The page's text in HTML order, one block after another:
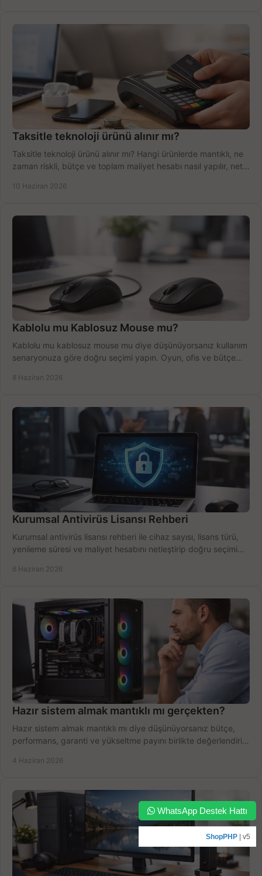
Taksitle teknoloji ürünü alınır mı?
Taksitle teknoloji ürünü alınır mı? Hangi ürünlerde mantıklı, ne
zaman riskli, bütçe ve toplam maliyet hesabı nasıl yapılır, net
10 Haziran 2026
Kablolu mu Kablosuz Mouse mu?
Kablolu mu kablosuz mouse mu diye düşünüyorsanız kullanım
senaryonuza göre doğru seçimi yapın. Oyun, ofis ve bütçe
8 Haziran 2026
Kurumsal Antivirüs Lisansı Rehberi
Kurumsal antivirüs lisansı rehberi ile cihaz sayısı, lisans türü,
yenileme süresi ve maliyet hesabını netleştirip doğru seçimi
6 Haziran 2026
Hazır sistem almak mantıklı mı gerçekten?
Hazır sistem almak mantıklı mı diye düşünüyorsanız bütçe,
performans, garanti ve yükseltme payını birlikte değerlendirin,
4 Haziran 2026
WhatsApp Destek Hattı
ShopPHP | v5